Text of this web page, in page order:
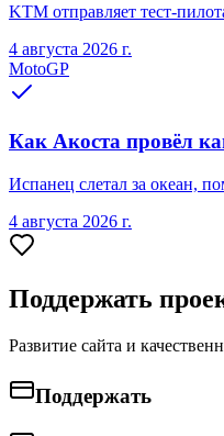
KTM отправляет тест-
4 августа 2026 г.
MotoGP
Как Акоста провёл
Испанец слетал за океан,
4 августа 2026 г.
Поддержать
Развитие сайта и
Поддержать